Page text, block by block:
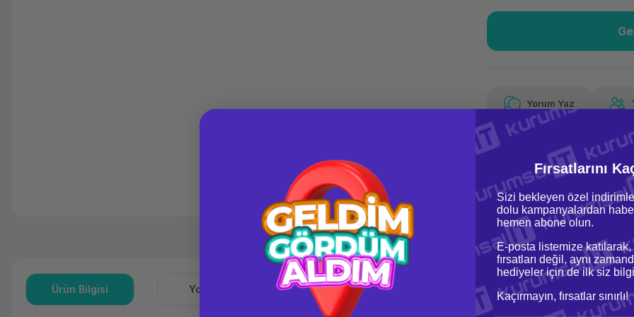
Güvenilir Alışveriş
Kolay iade imkanı
Yorum Yaz
Ürün Bilgisi Yorumlar Soru & Cevap Taksit Seçenekleri
Fırsatlarını
Sizi bekleyen özel
dolu kampanyalardan
hemen abone olun.
E-posta listemize
fırsatları değil, aynı
hediyeler için de ilk siz
Kaçırmayın, fırsatlar sınırlı!